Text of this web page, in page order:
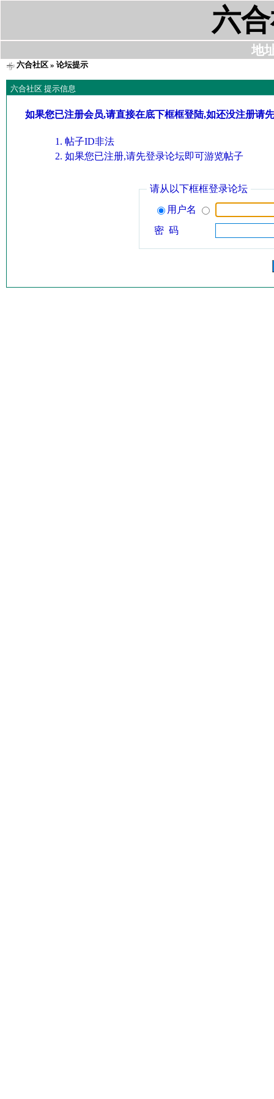
六
地
六合社区» 论坛提示
六合社区 提示信息
如果您已注册会员,请直接在底下框框登陆,如还没注册请
帖子ID非法
如果您已注册,请先登录论坛即可游览帖子
请从以下框框登录论坛
用户名
密 码